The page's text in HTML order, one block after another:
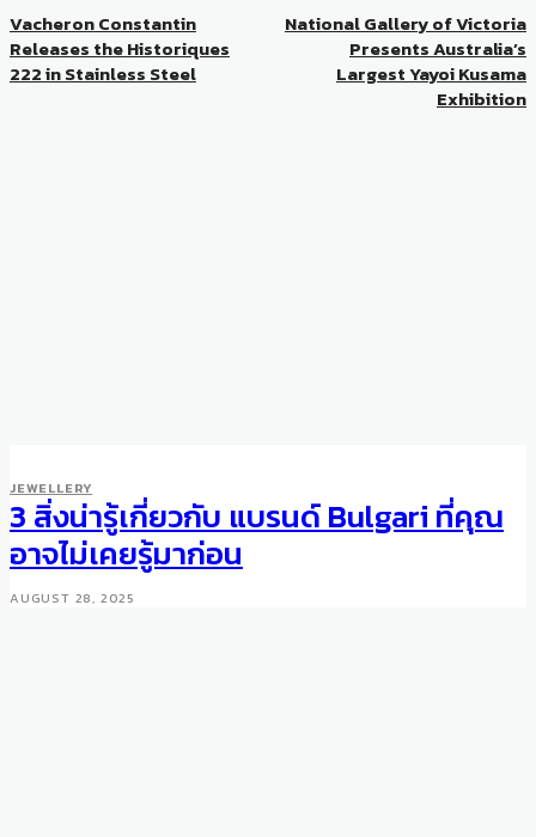
Vacheron Constantin
Releases the Historiques
222 in Stainless Steel
National Gallery of Victoria
Presents Australia’s
Largest Yayoi Kusama
Exhibition
JEWELLERY
3 สิ่งน่ารู้เกี่ยวกับ แบรนด์ Bulgari ที่คุณ
อาจไม่เคยรู้มาก่อน
AUGUST 28, 2025